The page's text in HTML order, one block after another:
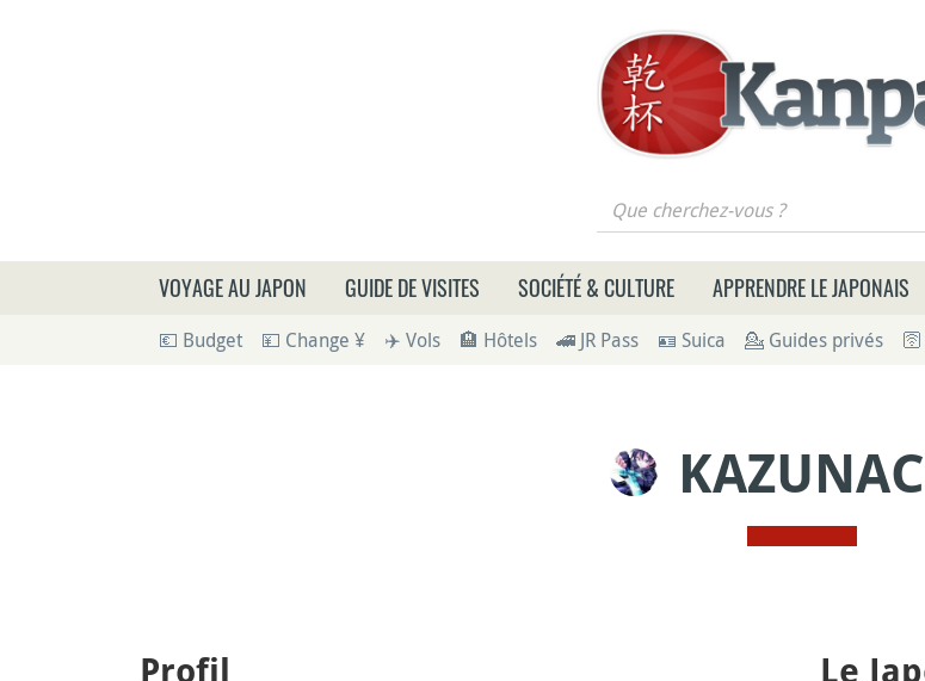
Que cherchez-vous ?
VOYAGE AU JAPON GUIDE DE VISITES SOCIÉTÉ & CULTURE APPRENDRE LE JAPONAIS
💶 Budget 💴 Change ¥ ✈️ Vols 🏨 Hôtels 🚄 JR Pass 🪪 Suica 💁 Guides privés
Profil Le